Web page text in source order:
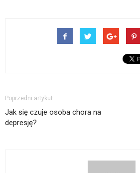
Poprzedni artykuł
Jak się czuje osoba chora na
depresję?